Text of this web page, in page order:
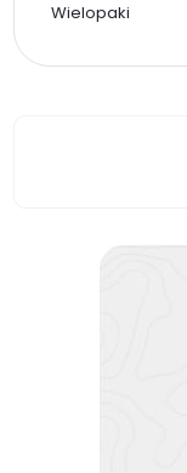
Wielopaki